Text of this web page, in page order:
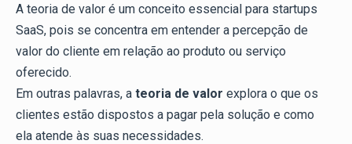
A teoria de valor é um conceito essencial para startups
SaaS, pois se concentra em entender a percepção de
valor do cliente em relação ao produto ou serviço
oferecido.
Em outras palavras, a teoria de valor explora o que os
clientes estão dispostos a pagar pela solução e como
ela atende às suas necessidades.